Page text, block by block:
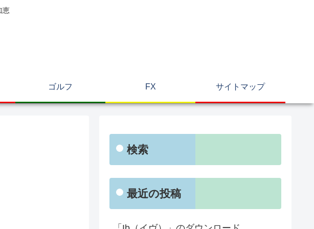
恵
ゴルフ FX サイトマップ
検索
最近の投稿